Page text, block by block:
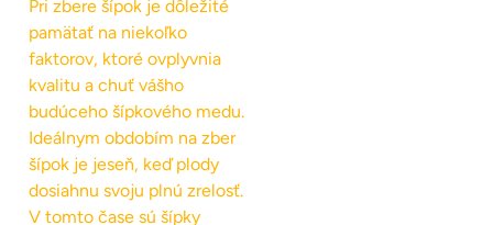
Pri zbere šípok je dôležité
pamätať na niekoľko
faktorov, ktoré ovplyvnia
kvalitu a chuť vášho
budúceho šípkového medu.
Ideálnym obdobím na zber
šípok je jeseň, keď plody
dosiahnu svoju plnú zrelosť.
V tomto čase sú šípky